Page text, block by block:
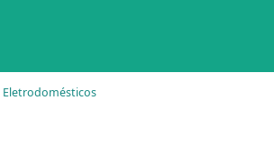
Eletrodomésticos